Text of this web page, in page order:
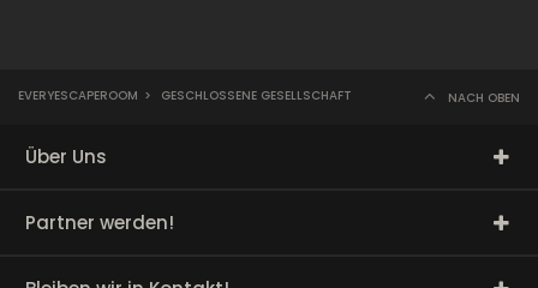
EVERYESCAPEROOM > GESCHLOSSENE GESELLSCHAFT NACH OBEN
Über Uns
Partner werden!